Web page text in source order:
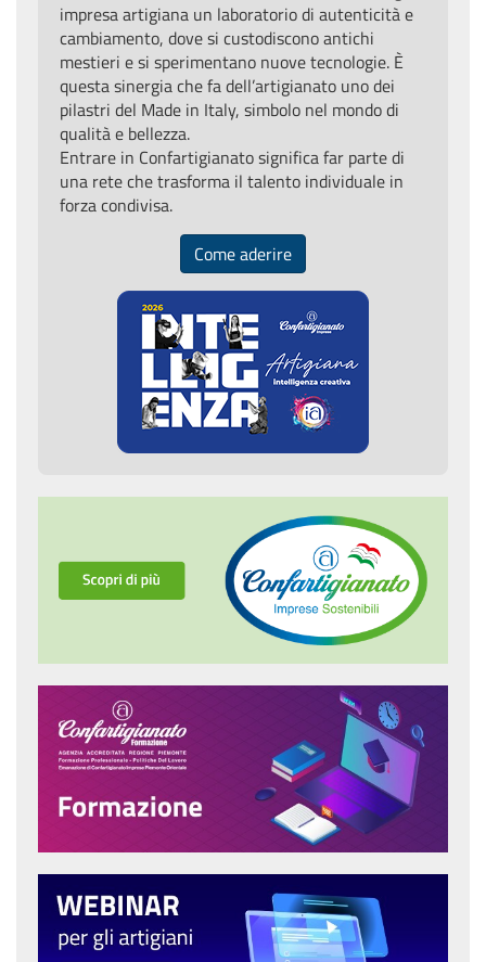
impresa artigiana un laboratorio di autenticità e
cambiamento, dove si custodiscono antichi
mestieri e si sperimentano nuove tecnologie. È
questa sinergia che fa dell’artigianato uno dei
pilastri del Made in Italy, simbolo nel mondo di
qualità e bellezza.
Entrare in Confartigianato significa far parte di
una rete che trasforma il talento individuale in
forza condivisa.
Come aderire